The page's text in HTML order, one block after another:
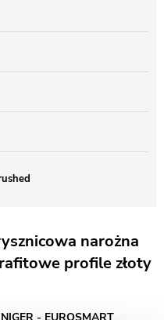
narożna
profile złoty